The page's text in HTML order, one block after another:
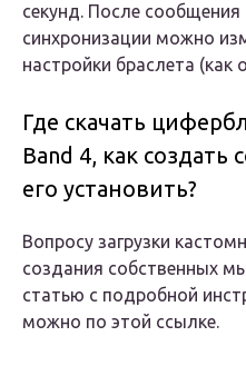
секунд. После сообщения
синхронизации можно
настройки браслета (как
Где скачать
Band 4, как
его установить?
Вопросу загрузки
создания собственных
статью с подробной
можно по этой ссылке.